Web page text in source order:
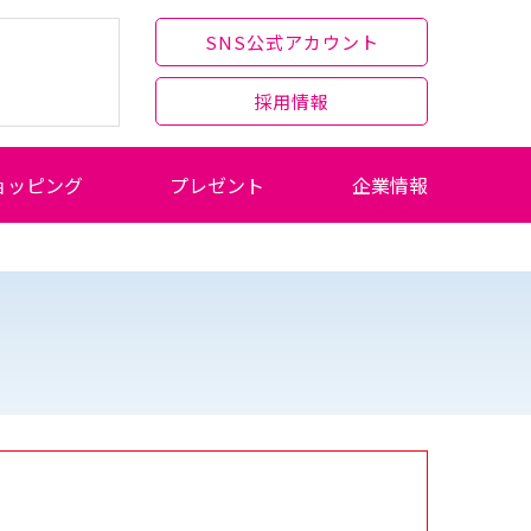
SNS公式アカウント
採用情報
ッピング プレゼント 企業情報